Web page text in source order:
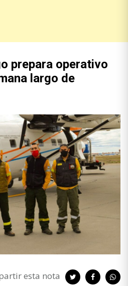
prepara operativo
largo de
esta nota